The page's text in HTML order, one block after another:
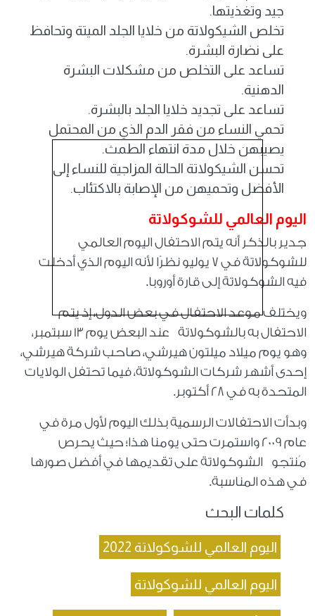
جيد وتغذيتها.
تخلص الشيكولاتة من خلايا الجلد الميتة وتحافظ
على نضارة البشرة.
تساعد على التخلص من مشكلات البشرة
الدهنية.
تساعد على تجديد خلايا الجلد بالبشرة.
تحمي النساء من فقر الدم الذي من المحتمل
يصيبهن خلال مدة انتهاء الطمث.
تحسن الشيكولاتة الحالة المزاجية للنساء إلى
الأفضل وتحميهن من الإصابة بالاكتئاب.
اليوم العالمي للشوكولاتة
جدير بالذكر أنه يتم الاحتفال اليوم العالمي
للشوكولاتة في 7 يوليو نظرًا لأنه اليوم الذي أدخلت
فيه الشوكولاتة إلى قارة أوروبا.
ويختلف موعد الاحتفال في بعض الدول، إذ يتم
الاحتفال به بالشوكولاتة عند البعض يوم 13 سبتمبر،
وهو يوم ميلاد ميلتون هيرشي، صاحب شركة هيرشي،
إحدى أشهر شركات الشوكولاتة، فيما تحتفل الولايات
المتحدة به في 28 أكتوبر.
وبدأت الاحتفالات الرسمية بذلك اليوم لأول مرة في
عام 2009 واستمرت حتى يومنا هذا؛ حيث يحرص
مُنتجو الشوكولاتة على تقديمها في أفضل صورها
في هذه المناسبة.
كلمات البحث
اليوم العالمي للشوكولاتة 2022
اليوم العالمي للشوكولاتة